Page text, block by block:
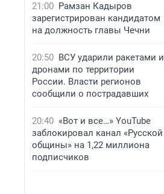
21:00 Рамзан Кадыров
зарегистрирован кандидатом
на должность главы Чечни
20:50 ВСУ ударили ракетами и
дронами по территории
России. Власти регионов
сообщили о пострадавших
20:40 «Вот и все…» YouTube
заблокировал канал «Русской
общины» на 1,22 миллиона
подписчиков